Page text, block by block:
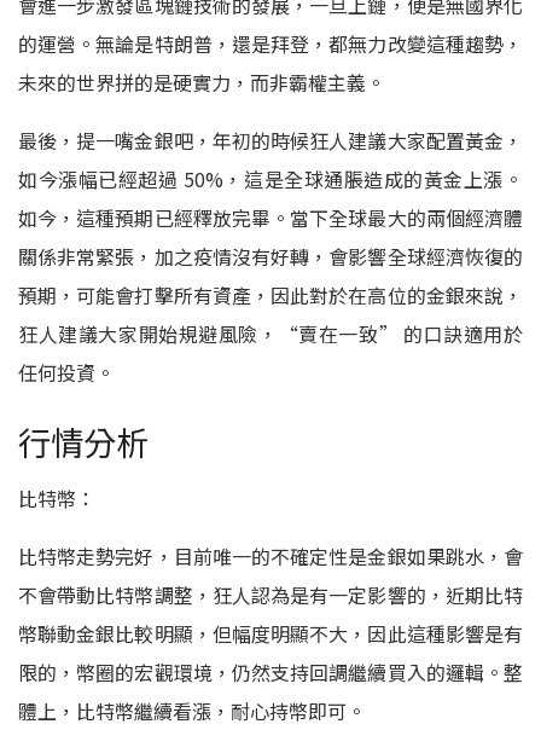
的運營。無論是特朗普，還是拜登，都無力改變這種趨勢，
未來的世界拼的是硬實力，而非霸權主義。
最後，提一嘴金銀吧，年初的時候狂人建議大家配置黃金，
如今漲幅已經超過 50%，這是全球通脹造成的黃金上漲。
如今，這種預期已經釋放完畢。當下全球最大的兩個經濟體
關係非常緊張，加之疫情沒有好轉，會影響全球經濟恢復的
預期，可能會打擊所有資產，因此對於在高位的金銀來說，
狂人建議大家開始規避風險，“賣在一致” 的口訣適用於
任何投資。
行情分析
比特幣：
比特幣走勢完好，目前唯一的不確定性是金銀如果跳水，會
不會帶動比特幣調整，狂人認為是有一定影響的，近期比特
幣聯動金銀比較明顯，但幅度明顯不大，因此這種影響是有
限的，幣圈的宏觀環境，仍然支持回調繼續買入的邏輯。整
體上，比特幣繼續看漲，耐心持幣即可。